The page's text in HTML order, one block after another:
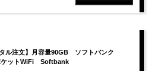
タル注文】月容量90GB ソフトバンク
ットWiFi Softbank